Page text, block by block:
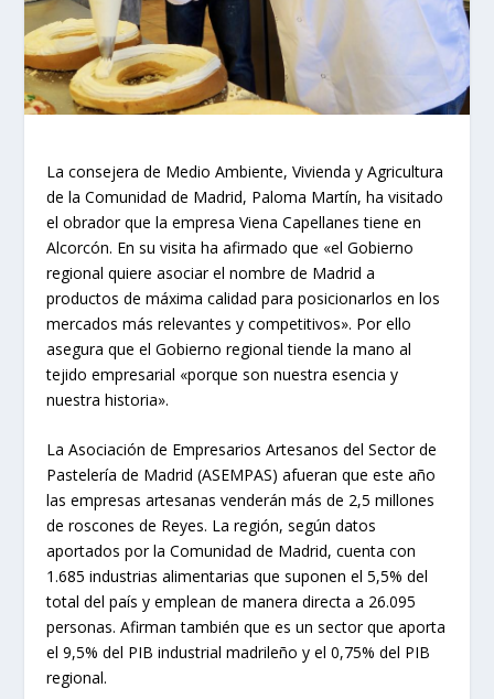
La consejera de Medio Ambiente, Vivienda y Agricultura
de la Comunidad de Madrid, Paloma Martín, ha visitado
el obrador que la empresa Viena Capellanes tiene en
Alcorcón. En su visita ha afirmado que «el Gobierno
regional quiere asociar el nombre de Madrid a
productos de máxima calidad para posicionarlos en los
mercados más relevantes y competitivos». Por ello
asegura que el Gobierno regional tiende la mano al
tejido empresarial «porque son nuestra esencia y
nuestra historia».
La Asociación de Empresarios Artesanos del Sector de
Pastelería de Madrid (ASEMPAS) afueran que este año
las empresas artesanas venderán más de 2,5 millones
de roscones de Reyes. La región, según datos
aportados por la Comunidad de Madrid, cuenta con
1.685 industrias alimentarias que suponen el 5,5% del
total del país y emplean de manera directa a 26.095
personas. Afirman también que es un sector que aporta
el 9,5% del PIB industrial madrileño y el 0,75% del PIB
regional.